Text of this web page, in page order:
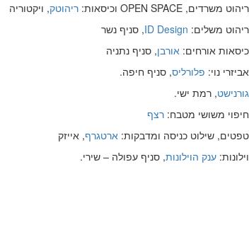
ריהוט משרדים, OPEN SPACE וכיסאות:
ריהוטק, ויקטוריה
ריהוט משלים: ID Design, סניף נשר
כיסאות אורחים: אורבן, סניף נתניה
אביזרי נוי: פלורליס, סניף חיפה.
גורנישט, רמת ישי.
חיפוי משושי מטבח: רצף
טפטים, שילוט כניסה ומדבקות: ארטגרף, אייזק
וילונות: ענק הוילונות, סניף עפולה – שירי.